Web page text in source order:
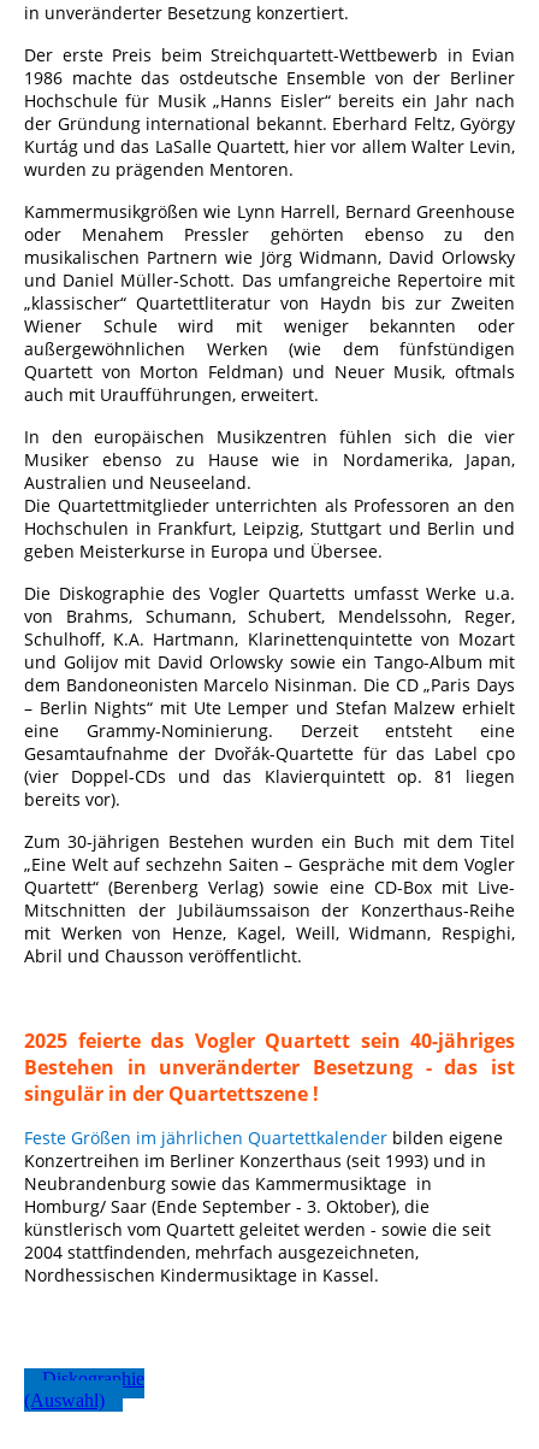
in unveränderter Besetzung konzertiert.
Der erste Preis beim Streichquartett-Wettbewerb in Evian
1986 machte das ostdeutsche Ensemble von der Berliner
Hochschule für Musik „Hanns Eisler“ bereits ein Jahr nach
der Gründung international bekannt. Eberhard Feltz, György
Kurtág und das LaSalle Quartett, hier vor allem Walter Levin,
wurden zu prägenden Mentoren.
Kammermusikgrößen wie Lynn Harrell, Bernard Greenhouse
oder Menahem Pressler gehörten ebenso zu den
musikalischen Partnern wie Jörg Widmann, David Orlowsky
und Daniel Müller-Schott. Das umfangreiche Repertoire mit
„klassischer“ Quartettliteratur von Haydn bis zur Zweiten
Wiener Schule wird mit weniger bekannten oder
außergewöhnlichen Werken (wie dem fünfstündigen
Quartett von Morton Feldman) und Neuer Musik, oftmals
auch mit Uraufführungen, erweitert.
In den europäischen Musikzentren fühlen sich die vier
Musiker ebenso zu Hause wie in Nordamerika, Japan,
Australien und Neuseeland.
Die Quartettmitglieder unterrichten als Professoren an den
Hochschulen in Frankfurt, Leipzig, Stuttgart und Berlin und
geben Meisterkurse in Europa und Übersee.
Die Diskographie des Vogler Quartetts umfasst Werke u.a.
von Brahms, Schumann, Schubert, Mendelssohn, Reger,
Schulhoff, K.A. Hartmann, Klarinettenquintette von Mozart
und Golijov mit David Orlowsky sowie ein Tango-Album mit
dem Bandoneonisten Marcelo Nisinman. Die CD „Paris Days
– Berlin Nights“ mit Ute Lemper und Stefan Malzew erhielt
eine Grammy-Nominierung. Derzeit entsteht eine
Gesamtaufnahme der Dvořák-Quartette für das Label cpo
(vier Doppel-CDs und das Klavierquintett op. 81 liegen
bereits vor).
Zum 30-jährigen Bestehen wurden ein Buch mit dem Titel
„Eine Welt auf sechzehn Saiten – Gespräche mit dem Vogler
Quartett“ (Berenberg Verlag) sowie eine CD-Box mit Live-
Mitschnitten der Jubiläumssaison der Konzerthaus-Reihe
mit Werken von Henze, Kagel, Weill, Widmann, Respighi,
Abril und Chausson veröffentlicht.
2025 feierte das Vogler Quartett sein 40-jähriges
Bestehen in unveränderter Besetzung - das ist
singulär in der Quartettszene !
Feste Größen im jährlichen Quartettkalender bilden eigene
Konzertreihen im Berliner Konzerthaus (seit 1993) und in
Neubrandenburg sowie das Kammermusiktage in
Homburg/ Saar (Ende September - 3. Oktober), die
künstlerisch vom Quartett geleitet werden - sowie die seit
2004 stattfindenden, mehrfach ausgezeichneten,
Nordhessischen Kindermusiktage in Kassel.
Diskographie
(Auswahl)